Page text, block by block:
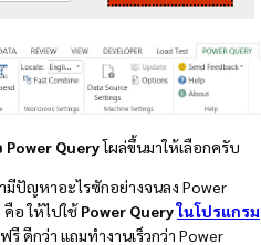
Power Queryโผล่ขึ้นมาให้เลือกครับ
มีปัญหาอะไรซักอย่างจนลง Power
คือ ให้ไปใช้Power Queryในโปรแกรม
รี ดีกว่า แถมทำงานเร็วกว่า Power